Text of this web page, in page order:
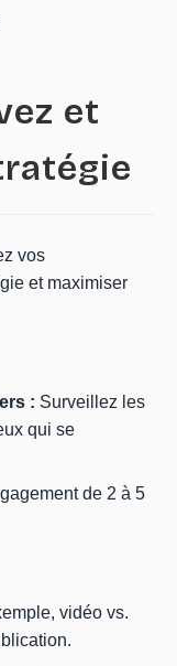
et
vos
et maximiser
: Surveillez les
qui se
de 2 à 5
vidéo vs.